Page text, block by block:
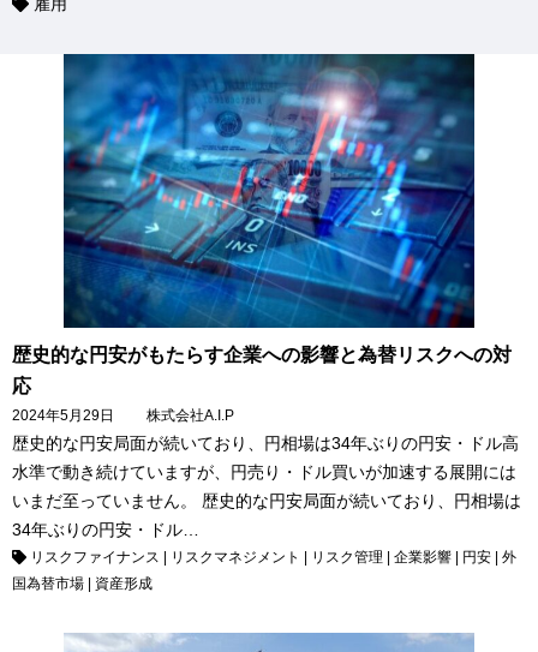
歴史的な円安がもたらす企業への影響と為替リスクへの対
応
2024年5月29日 株式会社A.I.P
歴史的な円安局面が続いており、円相場は34年ぶりの円安・ドル高
水準で動き続けていますが、円売り・ドル買いが加速する展開には
いまだ至っていません。 歴史的な円安局面が続いており、円相場は
34年ぶりの円安・ドル…
リスクファイナンス リスクマネジメント リスク管理 企業影響 円安
外
国為替市場
資産形成